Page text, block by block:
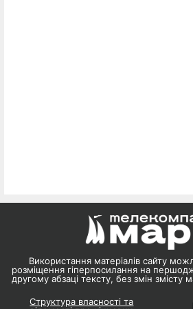
Використання матеріалів сайту
розміщення гіперпосилання на
другому абзаці тексту, без змін змісту
Структура власності та